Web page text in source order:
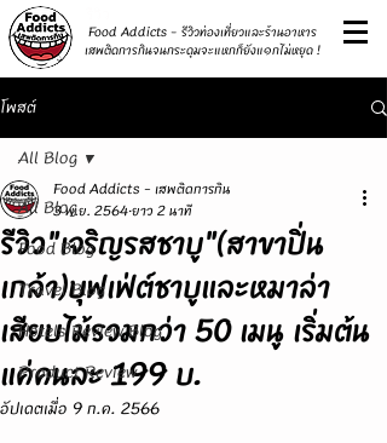
Food Addicts - รีวิวท่องเที่ยวและร้านอาหาร
เสพติดการกินจนกระดุมจะแหกก็ยังแ๑กไม่หยุด !
โพสต์
All Blog
Food Blog
Travel Blog
Hotels Review Blog
Product Review
All Blog
รีวิว"เจริญรสชาบู"(สาขาปิ่น
เกล้า)บุฟเฟ่ต์ชาบูและหมาล่า
เสียบไม้รวมกว่า 50 เมนู เริ่มต้น
แค่คนละ 199 บ.
Food Addicts - เสพติดการกิน
3 พ.ย. 2564ยาว 2 นาที
อัปเดตเมื่อ 9 ก.ค. 2566